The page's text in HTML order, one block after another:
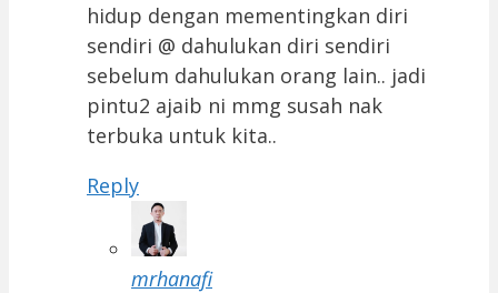
hidup dengan mementingkan diri
sendiri @ dahulukan diri sendiri
sebelum dahulukan orang lain.. jadi
pintu2 ajaib ni mmg susah nak
terbuka untuk kita..
Reply
mrhanafi